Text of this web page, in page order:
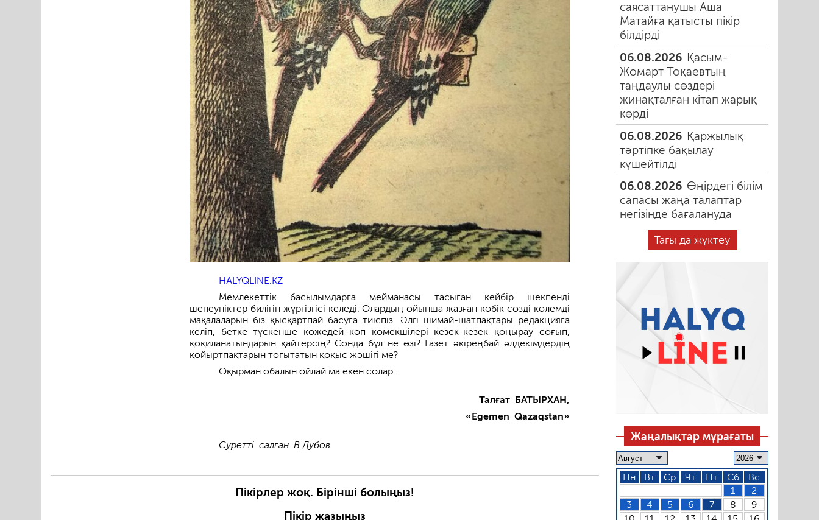
HALYQLINE.KZ
Мемлекеттік басылымдарға мейманасы тасыған кейбір шекпенді
шенеуніктер билігін жүргізгісі келеді. Олардың ойынша жазған көбік сөзді көлемді
мақалаларын біз қысқартпай басуға тиіспіз. Әлгі шимай-шатпақтары редакцияға
келіп, бетке түскенше көжедей көп көмекшілері кезек-кезек қоңырау соғып,
қоқиланатындарын қайтерсің? Сонда бұл не өзі? Газет әкіреңбай әлдекімдердің
қойыртпақтарын тоғытатын қоқыс жәшігі ме?
Оқырман обалын ойлай ма екен солар…
Талғат БАТЫРХАН,
«Egemen Qazaqstan»
Суретті салған В.Дубов
Пікірлер жоқ. Бірінші болыңыз!
Пікір жазыңыз
саясаттанушы Аша
Матайға қатысты пікір
білдірді
06.08.2026 Қасым-
Жомарт Тоқаевтың
таңдаулы сөздері
жинақталған кітап жарық
көрді
06.08.2026 Қаржылық
тәртіпке бақылау
күшейтілді
06.08.2026 Өңірдегі білім
сапасы жаңа талаптар
негізінде бағалануда
Тағы да жүктеу
Жаңалықтар мұрағаты
Пн Вт Ср Чт Пт Сб
Вс
1
2
3
4 5 6 7 8
9